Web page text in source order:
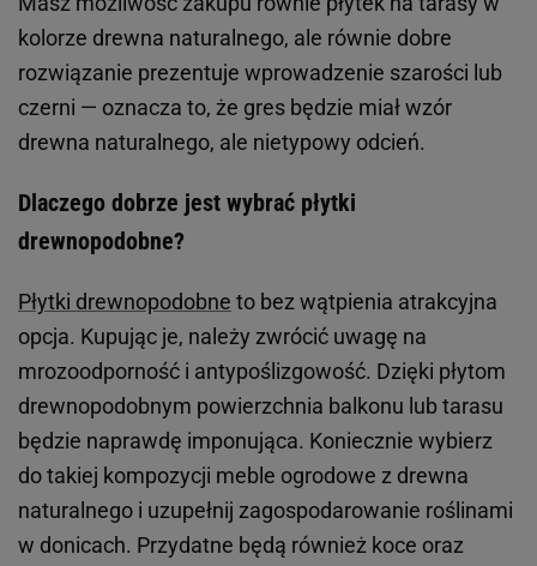
kolorze drewna naturalnego, ale równie dobre
rozwiązanie prezentuje wprowadzenie szarości lub
czerni — oznacza to, że gres będzie miał wzór
drewna naturalnego, ale nietypowy odcień.
Dlaczego dobrze jest wybrać płytki
drewnopodobne?
Płytki drewnopodobne to bez wątpienia atrakcyjna
opcja. Kupując je, należy zwrócić uwagę na
mrozoodporność i antypoślizgowość. Dzięki płytom
drewnopodobnym powierzchnia balkonu lub tarasu
będzie naprawdę imponująca. Koniecznie wybierz
do takiej kompozycji meble ogrodowe z drewna
naturalnego i uzupełnij zagospodarowanie roślinami
w donicach. Przydatne będą również koce oraz